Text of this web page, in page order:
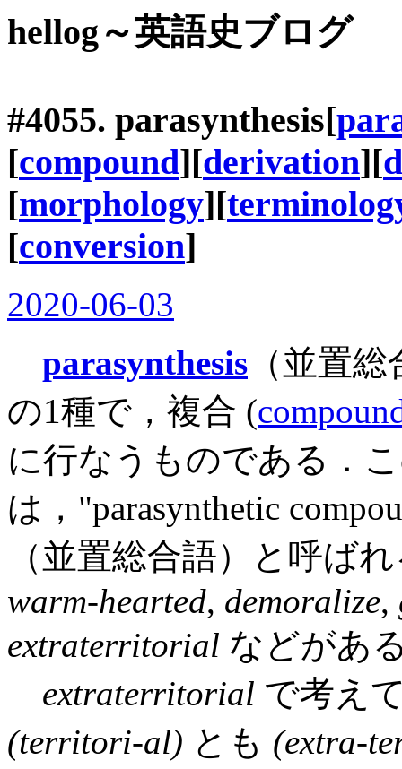
hellog～英語史ブログ
#4055. parasynthesis[
[compound][derivation][
[morphology][
[conversion]
2020-06-03
parasynthesis （並置
の1種で，複合 (
に行なうものである．
は，"parasynthetic
（並置総合語）と呼ば
warm-hearted, demoralize,
extraterritorial などがあ
extraterritorial で考え
(territori-al) とも (extra-